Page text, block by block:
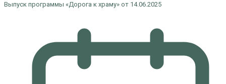
Выпуск программы «Дорога к храму» от 14.06.2025